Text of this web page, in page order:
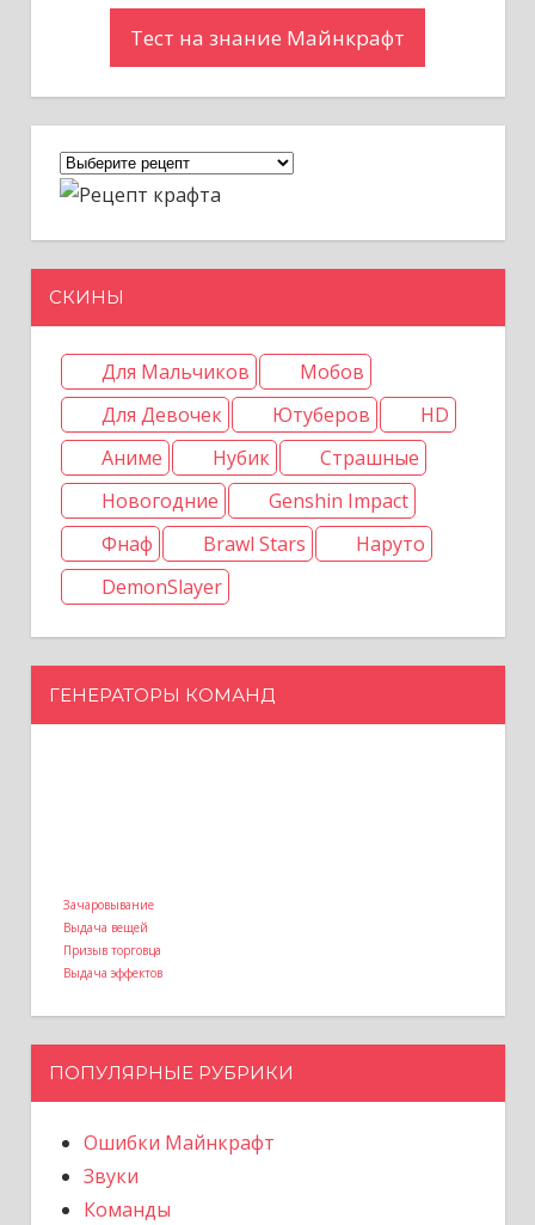
Тест на знание Майнкрафт
СКИНЫ
Для Мальчиков
Мобов
Для Девочек
Ютуберов
HD
Аниме
Нубик
Страшные
Новогодние
Genshin Impact
Фнаф
Brawl Stars
Наруто
DemonSlayer
ГЕНЕРАТОРЫ КОМАНД
Зачаровывание
Выдача вещей
Призыв торговца
Выдача эффектов
ПОПУЛЯРНЫЕ РУБРИКИ
Ошибки Майнкрафт
Звуки
Команды